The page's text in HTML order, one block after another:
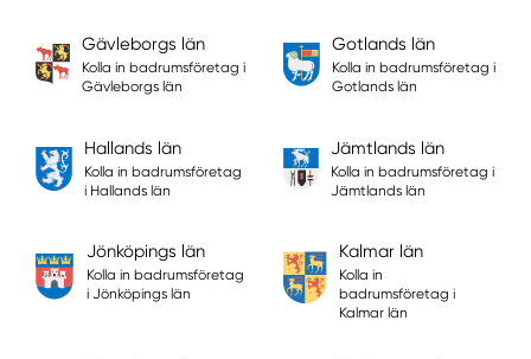
Gävleborgs län
Kolla in badrumsföretag i
Gävleborgs län
Gotlands län
Kolla in badrumsföretag i
Gotlands län
Hallands län
Kolla in badrumsföretag
i Hallands län
Jämtlands län
Kolla in badrumsföretag i
Jämtlands län
Jönköpings län
Kolla in badrumsföretag
i Jönköpings län
Kalmar län
Kolla in
badrumsföretag i
Kalmar län